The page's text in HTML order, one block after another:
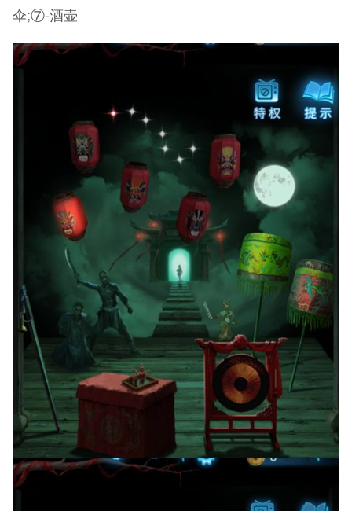
伞;⑦-酒壶